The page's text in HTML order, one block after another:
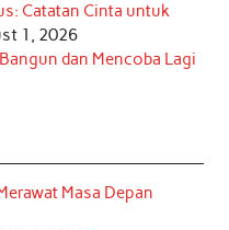
Catatan Cinta untuk
1, 2026
dan Mencoba Lagi
Masa Depan